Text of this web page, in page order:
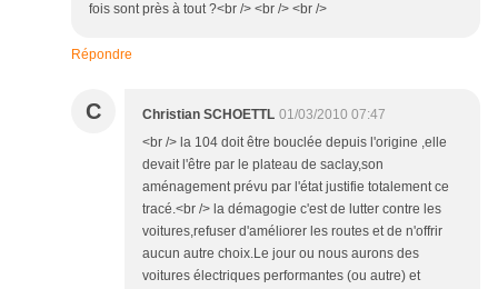
fois sont près à tout ?<br /> <br /> <br />
Répondre
C Christian SCHOETTL 01/03/2010 07:47
<br /> la 104 doit être bouclée depuis l'origine ,elle
devait l'être par le plateau de saclay,son
aménagement prévu par l'état justifie totalement ce
tracé.<br /> la démagogie c'est de lutter contre les
voitures,refuser d'améliorer les routes et de n'offrir
aucun autre choix.Le jour ou nous aurons des
voitures électriques performantes (ou autre) et